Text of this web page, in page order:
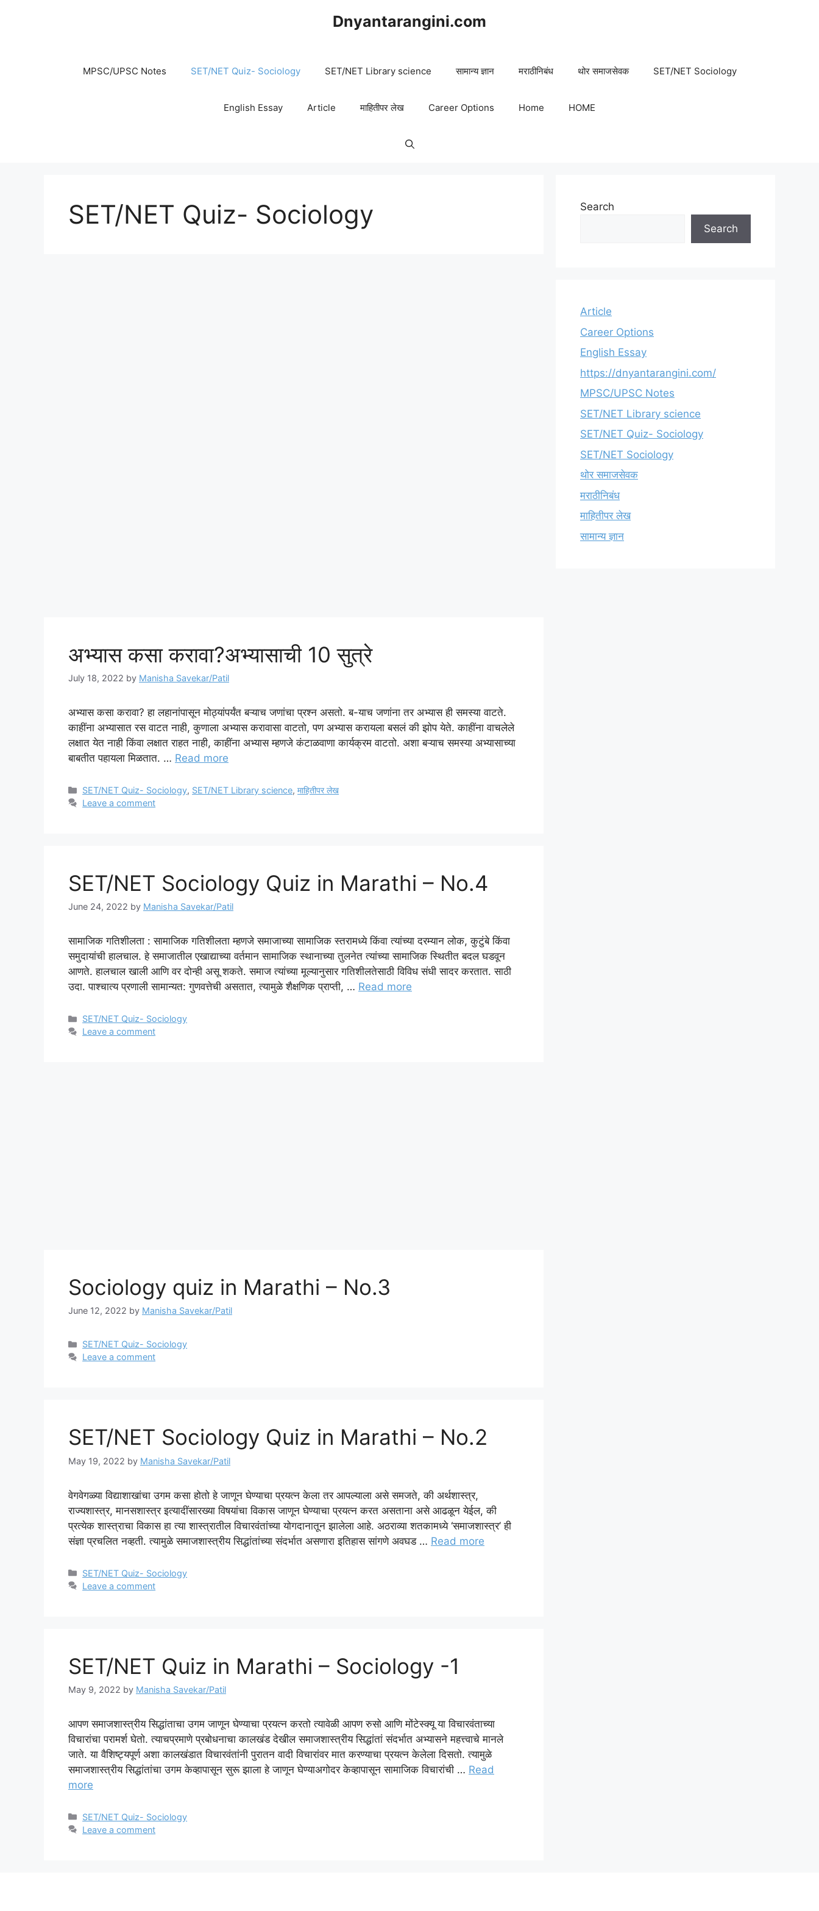
Dnyantarangini.com
MPSC/UPSC Notes SET/NET Quiz- Sociology SET/NET Library science सामान्य ज्ञान मराठीनिबंध थोर समाजसेवक SET/NET Sociology
English Essay Article माहितीपर लेख Career Options Home HOME
SET/NET Quiz- Sociology
अभ्यास कसा करावा?अभ्यासाची 10 सुत्रे
July 18, 2022 by Manisha Savekar/Patil
अभ्यास कसा करावा? हा लहानांपासून मोठ्यांपर्यंत बऱ्याच जणांचा प्रश्न असतो. ब-याच जणांना तर अभ्यास ही समस्या वाटते.
काहींना अभ्यासात रस वाटत नाही, कुणाला अभ्यास करावासा वाटतो, पण अभ्यास करायला बसलं की झोप येते. काहींना वाचलेले
लक्षात येत नाही किंवा लक्षात राहत नाही, काहींना अभ्यास म्हणजे कंटाळवाणा कार्यक्रम वाटतो. अशा बऱ्याच समस्या अभ्यासाच्या
बाबतीत पहायला मिळतात. … Read more
Categories
SET/NET Quiz- Sociology, SET/NET Library science,माहितीपर लेख
Leave a comment
SET/NET Sociology Quiz in Marathi – No.4
June 24, 2022 by Manisha Savekar/Patil
सामाजिक गतिशीलता : सामाजिक गतिशीलता म्हणजे समाजाच्या सामाजिक स्तरामध्ये किंवा त्यांच्या दरम्यान लोक, कुटुंबे किंवा
समुदायांची हालचाल. हे समाजातील एखाद्याच्या वर्तमान सामाजिक स्थानाच्या तुलनेत त्यांच्या सामाजिक स्थितीत बदल घडवून
आणते. हालचाल खाली आणि वर दोन्ही असू शकते. समाज त्यांच्या मूल्यानुसार गतिशीलतेसाठी विविध संधी सादर करतात. साठी
उदा. पाश्चात्य प्रणाली सामान्यत: गुणवत्तेची असतात, त्यामुळे शैक्षणिक प्राप्ती, … Read more
Categories
SET/NET Quiz- Sociology
Leave a comment
Sociology quiz in Marathi – No.3
June 12, 2022 by Manisha Savekar/Patil
Categories
SET/NET Quiz- Sociology
Leave a comment
SET/NET Sociology Quiz in Marathi – No.2
May 19, 2022 by Manisha Savekar/Patil
वेगवेगळ्या विद्याशाखांचा उगम कसा होतो हे जाणून घेण्याचा प्रयत्न केला तर आपल्याला असे समजते, की अर्थशास्त्र,
राज्यशास्त्र, मानसशास्त्र इत्यादींसारख्या विषयांचा विकास जाणून घेण्याचा प्रयत्न करत असताना असे आढळून येईल, की
प्रत्येक शास्त्राचा विकास हा त्या शास्त्रातील विचारवंतांच्या योगदानातून झालेला आहे. अठराव्या शतकामध्ये ‘समाजशास्त्र’ ही
संज्ञा प्रचलित नव्हती. त्यामुळे समाजशास्त्रीय सिद्धांतांच्या संदर्भात असणारा इतिहास सांगणे अवघड … Read more
Categories
SET/NET Quiz- Sociology
Leave a comment
SET/NET Quiz in Marathi – Sociology -1
May 9, 2022 by Manisha Savekar/Patil
आपण समाजशास्त्रीय सिद्धांताचा उगम जाणून घेण्याचा प्रयत्न करतो त्यावेळी आपण रुसो आणि मोंटेस्क्यू या विचारवंताच्या
विचारांचा परामर्श घेतो. त्याचप्रमाणे प्रबोधनाचा कालखंड देखील समाजशास्त्रीय सिद्धांतां संदर्भात अभ्यासने महत्त्वाचे मानले
जाते. या वैशिष्ट्यपूर्ण अशा कालखंडात विचारवंतांनी पुरातन वादी विचारांवर मात करण्याचा प्रयत्न केलेला दिसतो. त्यामुळे
समाजशास्त्रीय सिद्धांतांचा उगम केव्हापासून सुरू झाला हे जाणून घेण्याअगोदर केव्हापासून सामाजिक विचारांची … Read
more
Categories
SET/NET Quiz- Sociology
Leave a comment
Search
Search
Article
Career Options
English Essay
https://dnyantarangini.com/
MPSC/UPSC Notes
SET/NET Library science
SET/NET Quiz- Sociology
SET/NET Sociology
थोर समाजसेवक
मराठीनिबंध
माहितीपर लेख
सामान्य ज्ञान